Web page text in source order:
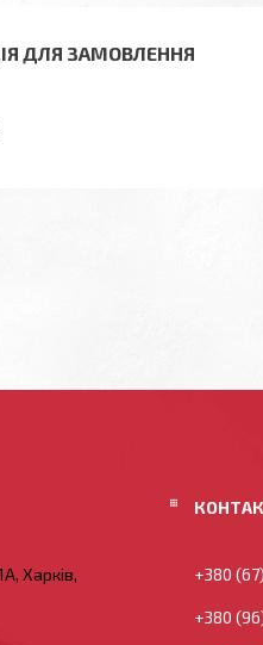
ДЛЯ ЗАМОВЛЕННЯ
Харків,
+380
+380